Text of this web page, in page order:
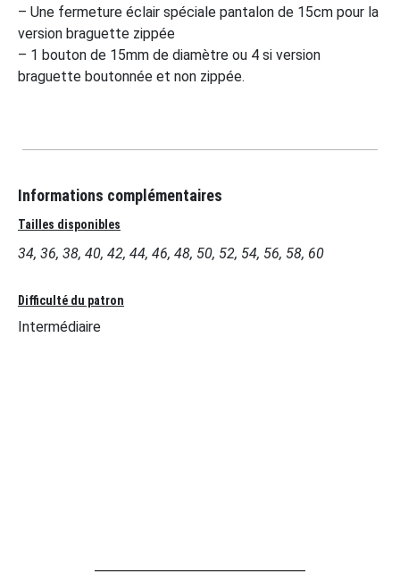
– Une fermeture éclair spéciale pantalon de 15cm pour la
version braguette zippée
– 1 bouton de 15mm de diamètre ou 4 si version
braguette boutonnée et non zippée.
Informations complémentaires
Tailles disponibles
34, 36, 38, 40, 42, 44, 46, 48, 50, 52, 54, 56, 58, 60
Difficulté du patron
Intermédiaire